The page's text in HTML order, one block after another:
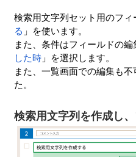
検索用文字列セット用のフ
る 」を使います。
また、条件はフィールドの
した時 」を選択します。
また、一覧画面での編集も
た。
検索用文字列を作成し